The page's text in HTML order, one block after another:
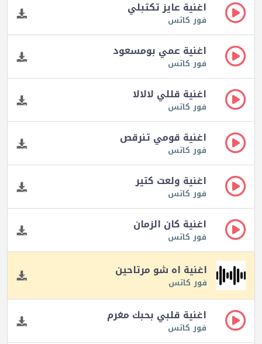
اغنية عايز تكتبلي
فور كاتس
اغنية عمي بومسعود
فور كاتس
اغنية قللي لالالا
فور كاتس
اغنية قومي تنرقص
فور كاتس
اغنية ولعت كتير
فور كاتس
اغنية كان الزمان
فور كاتس
اغنية اه شو مرتاحين
فور كاتس
اغنية قلبي بحبك مغرم
فور كاتس